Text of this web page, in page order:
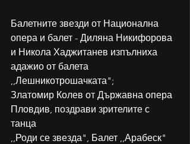
Балетните звезди от Национална
опера и балет - Диляна Никифорова
и Никола Хаджитанев изпълниха
адажио от балета
,,Лешникотрошачката";
Златомир Колев от Държавна опера
Пловдив, поздрави зрителите с
танца
,,Роди се звезда", Балет ,,Арабеск"